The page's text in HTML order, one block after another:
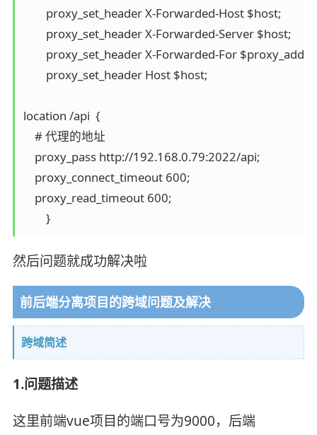
proxy_set_header X-Forwarded-Host $host;
proxy_set_header X-Forwarded-Server $host;
proxy_set_header X-Forwarded-For
proxy_set_header Host $host;
location /api  {
# 代理的地址
proxy_pass http://192.168.0.79:2022/api;
proxy_connect_timeout 600;
proxy_read_timeout 600;
}
然后问题就成功解决啦
前后端分离项目的跨域问题及解决
跨域简述
1.问题描述
这里前端vue项目的端口号为9000，后端